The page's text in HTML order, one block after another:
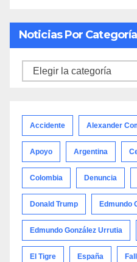
Noticias Por Categoría
Noticias
Accidente Alexander
Apoyo Argentina
Colombia Denuncia
Donald Trump Edmundo
Edmundo González Urrutia
El Tigre España